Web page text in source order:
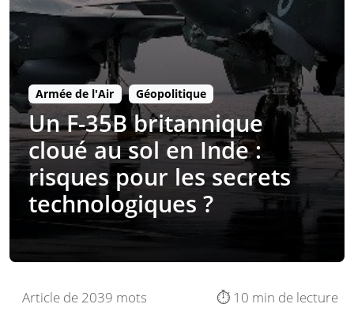
Armée de l'Air Géopolitique
Un F-35B britannique
cloué au sol en Inde :
risques pour les secrets
technologiques ?
Article de 2039 mots ⏱️ 10 min de lecture